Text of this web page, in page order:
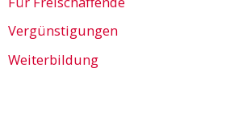
Vergünstigungen
Weiterbildung